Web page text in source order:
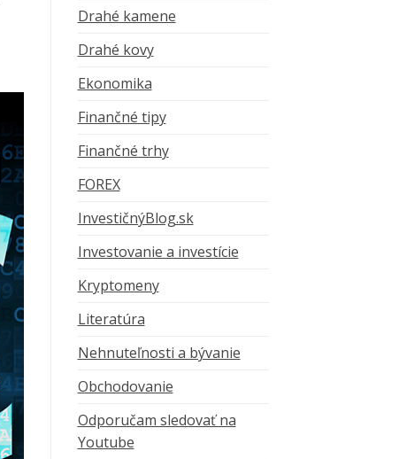
Drahé kamene
Drahé kovy
Ekonomika
Finančné tipy
Finančné trhy
FOREX
InvestičnýBlog.sk
Investovanie a investície
Kryptomeny
Literatúra
Nehnuteľnosti a bývanie
Obchodovanie
Odporučam sledovať na
Youtube